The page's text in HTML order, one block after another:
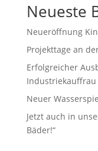
Neueste
Neueröffnung
Projekttage an
Erfolgreicher
Industriekauffrau
Neuer
Jetzt auch in
Bäder!“